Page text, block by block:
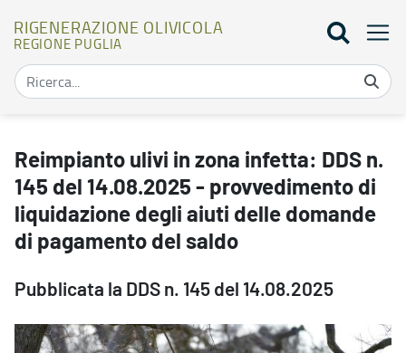
RIGENERAZIONE OLIVICOLA
REGIONE PUGLIA
Reimpianto ulivi in zona infetta: DDS n.
145 del 14.08.2025 - provvedimento di
liquidazione degli aiuti delle domande
di pagamento del saldo
Pubblicata la DDS n. 145 del 14.08.2025